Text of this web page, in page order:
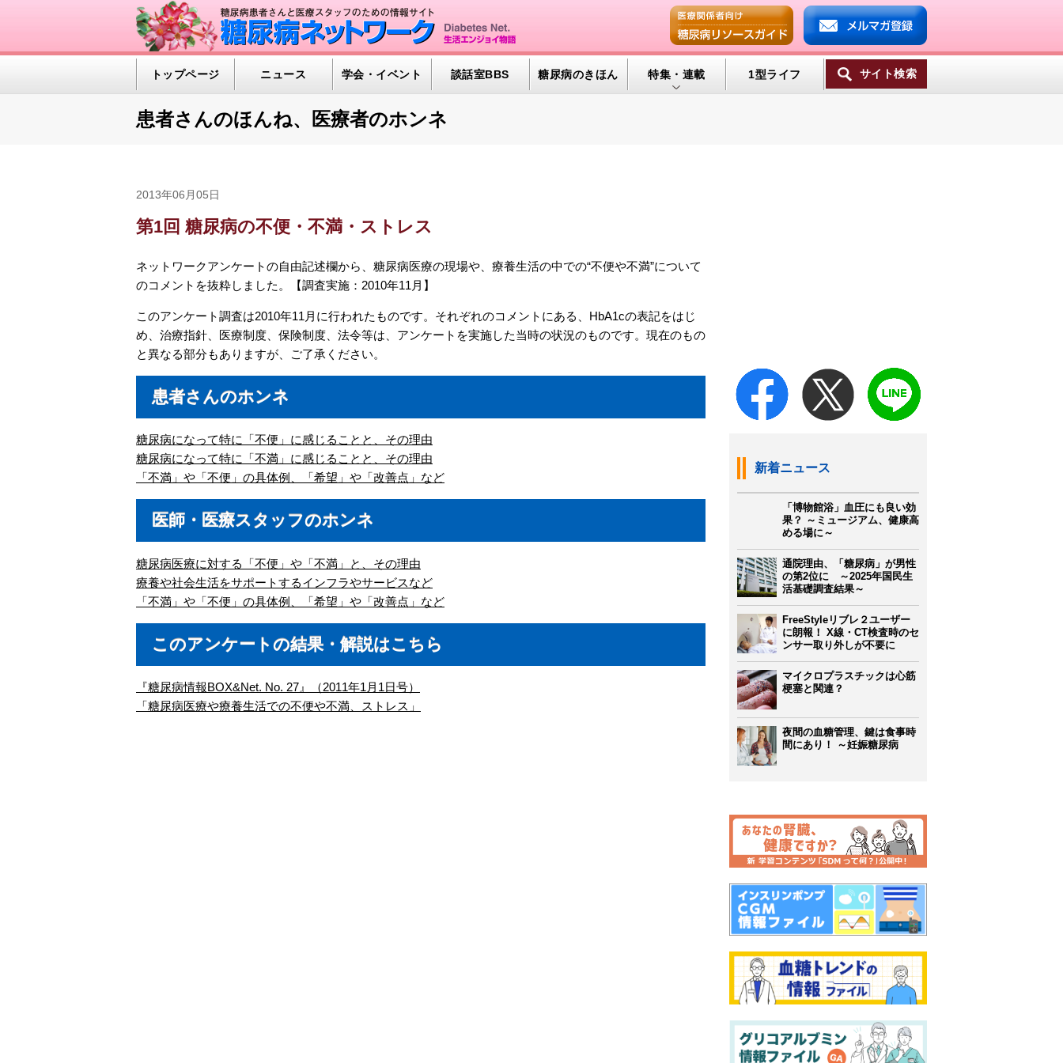
トップページ ニュース 学会・イベント 談話室BBS 糖尿病のきほん 特集・連載 1型ライフ サイト検索
患者さんのほんね、医療者のホンネ
2013年06月05日
第1回 糖尿病の不便・不満・ストレス
ネットワークアンケートの自由記述欄から、糖尿病医療の現場や、療養生活の中での“不便や不満”について
のコメントを抜粋しました。【調査実施：2010年11月】
このアンケート調査は2010年11月に行われたものです。それぞれのコメントにある、HbA1cの表記をはじ
め、治療指針、医療制度、保険制度、法令等は、アンケートを実施した当時の状況のものです。現在のもの
と異なる部分もありますが、ご了承ください。
患者さんのホンネ
糖尿病になって特に「不便」に感じることと、その理由
糖尿病になって特に「不満」に感じることと、その理由
「不満」や「不便」の具体例、「希望」や「改善点」など
医師・医療スタッフのホンネ
糖尿病医療に対する「不便」や「不満」と、その理由
療養や社会生活をサポートするインフラやサービスなど
「不満」や「不便」の具体例、「希望」や「改善点」など
このアンケートの結果・解説はこちら
『糖尿病情報BOX&Net. No. 27』（2011年1月1日号）
「糖尿病医療や療養生活での不便や不満、ストレス」
新着ニュース
「博物館浴」血圧にも良い効
果？ ～ミュージアム、健康高
める場に～
通院理由、「糖尿病」が男性
の第2位に ～2025年国民生
活基礎調査結果～
FreeStyleリブレ２ユーザー
に朗報！ X線・CT検査時のセ
ンサー取り外しが不要に
マイクロプラスチックは心筋
梗塞と関連？
夜間の血糖管理、鍵は食事時
間にあり！ ～妊娠糖尿病